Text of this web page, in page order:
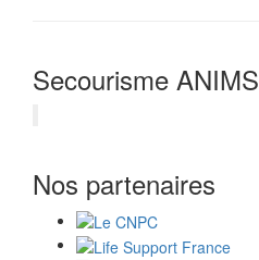
Secourisme ANIMS
Nos partenaires